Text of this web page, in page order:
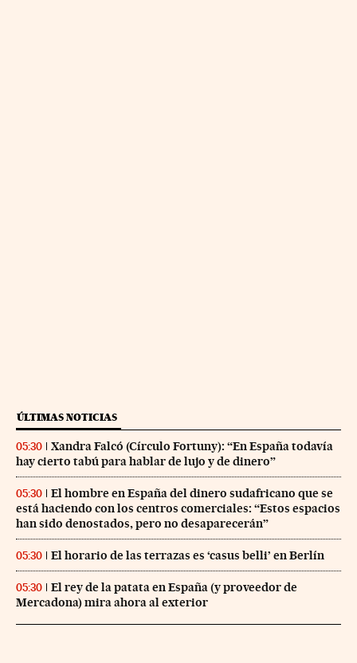
ÚLTIMAS NOTICIAS
05:30
Xandra Falcó (Círculo Fortuny): “En España todavía
hay cierto tabú para hablar de lujo y de dinero”
05:30
El hombre en España del dinero sudafricano que se
está haciendo con los centros comerciales: “Estos espacios
han sido denostados, pero no desaparecerán”
05:30 El horario de las terrazas es ‘casus belli’ en Berlín
05:30
El rey de la patata en España (y proveedor de
Mercadona) mira ahora al exterior